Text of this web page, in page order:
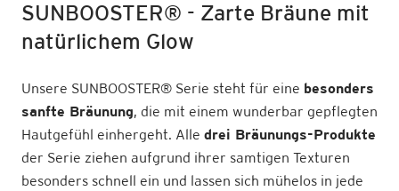
SUNBOOSTER® - Zarte Bräune mit
natürlichem Glow
Unsere SUNBOOSTER® Serie steht für eine besonders
sanfte Bräunung, die mit einem wunderbar gepflegten
Hautgefühl einhergeht. Alle drei Bräunungs-Produkte
der Serie ziehen aufgrund ihrer samtigen Texturen
besonders schnell ein und lassen sich mühelos in jede